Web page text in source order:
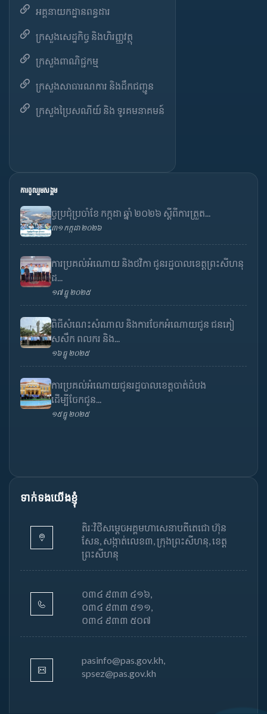
អគ្គនាយកដ្ឋានពន្ធដារ
ក្រសួងសេដ្ឋកិច្ច និងហិរញ្ញវត្ថុ
ក្រសួងពាណិជ្ជកម្ម
ក្រសួងសាធារណការ និងដឹកជញ្ជូន
ក្រសួងប្រៃសណីយ៍ និង ទូរគមនាគមន៍
ការចូលរួមសង្គម
ច្ចប្រជុំប្រចាំខែ កក្កដា ឆ្នាំ ២០២៦ ស្តីពីការត្រួត...
៣១ កក្កដា ២០២៦
ការប្រគល់អំណោយ និងថវិកា ជូនរដ្ឋបាលខេត្តព្រះសីហនុ
ដ...
១៧ ធ្នូ ២០២៥
ពិធីសំណេះសំណាល និងការចែកអំណោយជូន ជនភៀ
សសឹក ពលករ និង...
១៦ ធ្នូ ២០២៥
ការប្រគល់អំណោយជូនរដ្ឋបាលខេត្តបាត់ដំបង
ដើម្បីចែកជូន...
១៥ ធ្នូ ២០២៥
ទាក់ទងយើងខ្ញុំ
តិរៈវិថីសម្តេចអគ្គមហាសេនាបតីតេជោ ហ៊ុន
សែន, សង្កាត់លេខ៣, ក្រុងព្រះសីហនុ, ខេត្ត
ព្រះសីហនុ
០៣៤ ៩៣៣ ៤១៦,
០៣៤ ៩៣៣ ៥១១,
០៣៤ ៩៣៣ ៥០៧
pasinfo@pas.gov.kh,
spsez@pas.gov.kh